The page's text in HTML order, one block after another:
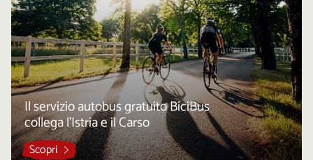
Il servizio autobus gratuito BiciBus
collega l’Istria e il Carso
Scopri